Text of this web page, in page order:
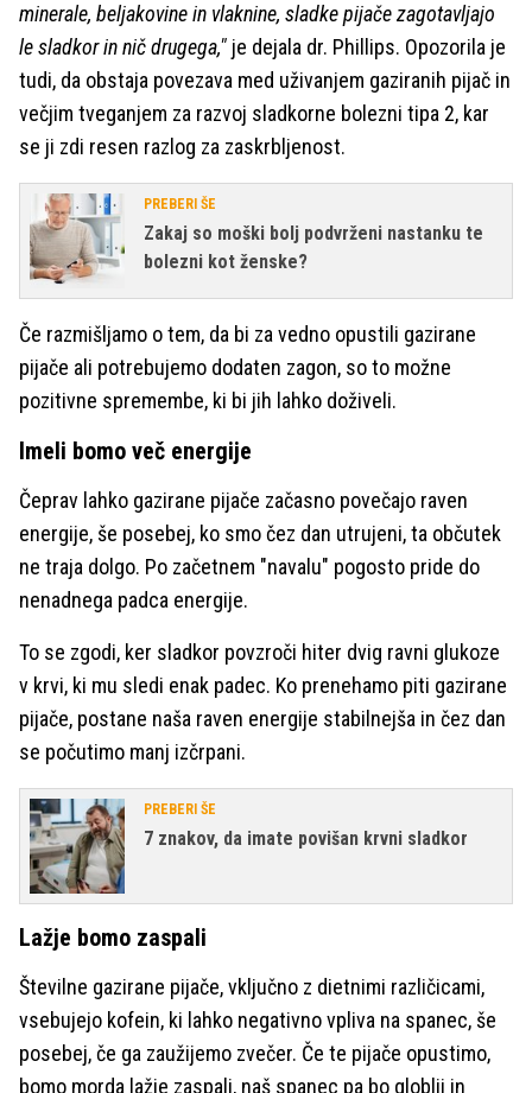
minerale, beljakovine in vlaknine, sladke pijače zagotavljajo
le sladkor in nič drugega," je dejala dr. Phillips. Opozorila je
tudi, da obstaja povezava med uživanjem gaziranih pijač in
večjim tveganjem za razvoj sladkorne bolezni tipa 2, kar
se ji zdi resen razlog za zaskrbljenost.
PREBERI ŠE
Zakaj so moški bolj podvrženi nastanku te
bolezni kot ženske?
Če razmišljamo o tem, da bi za vedno opustili gazirane
pijače ali potrebujemo dodaten zagon, so to možne
pozitivne spremembe, ki bi jih lahko doživeli.
Imeli bomo več energije
Čeprav lahko gazirane pijače začasno povečajo raven
energije, še posebej, ko smo čez dan utrujeni, ta občutek
ne traja dolgo. Po začetnem "navalu" pogosto pride do
nenadnega padca energije.
To se zgodi, ker sladkor povzroči hiter dvig ravni glukoze
v krvi, ki mu sledi enak padec. Ko prenehamo piti gazirane
pijače, postane naša raven energije stabilnejša in čez dan
se počutimo manj izčrpani.
PREBERI ŠE
7 znakov, da imate povišan krvni sladkor
Lažje bomo zaspali
Številne gazirane pijače, vključno z dietnimi različicami,
vsebujejo kofein, ki lahko negativno vpliva na spanec, še
posebej, če ga zaužijemo zvečer. Če te pijače opustimo,
bomo morda lažje zaspali, naš spanec pa bo globlji in